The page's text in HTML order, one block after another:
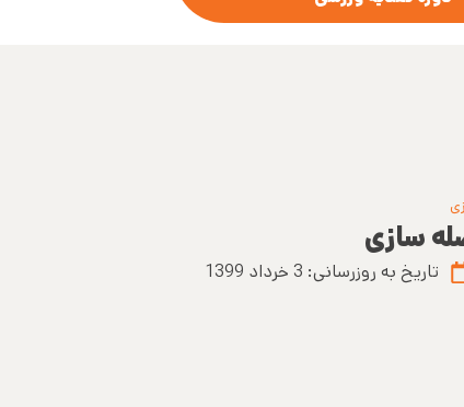
تاریخ به روزرسانی: 3 خرداد 1399